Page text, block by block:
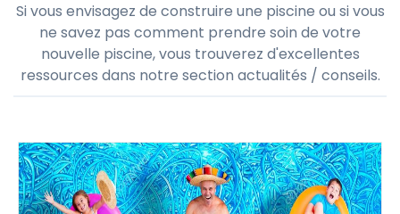
Si vous envisagez de construire une piscine ou si vous
ne savez pas comment prendre soin de votre
nouvelle piscine, vous trouverez d'excellentes
ressources dans notre section actualités / conseils.